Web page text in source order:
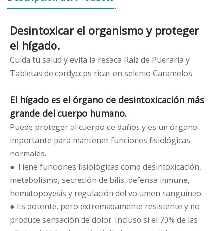
Desintoxicar el organismo y proteger
el hígado.
Cuida tu salud y evita la resaca Raíz de Pueraria y
Tabletas de cordyceps ricas en selenio Caramelos
El hígado es el órgano de desintoxicación más
grande del cuerpo humano.
Puede proteger al cuerpo de daños y es un órgano
importante para mantener funciones fisiológicas
normales.
● Tiene funciones fisiológicas como desintoxicación,
metabolismo, secreción de bilis, defensa inmune,
hematopoyesis y regulación del volumen sanguíneo.
● Es potente, pero extremadamente resistente y no
produce sensación de dolor. Incluso si el 70% de las